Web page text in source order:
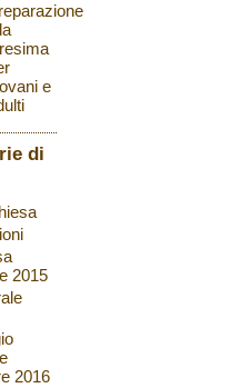
e
di
2015
2016